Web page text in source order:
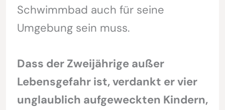
Schwimmbad auch für seine
Umgebung sein muss.
Dass der Zweijährige außer
Lebensgefahr ist, verdankt er vier
unglaublich aufgeweckten Kindern,